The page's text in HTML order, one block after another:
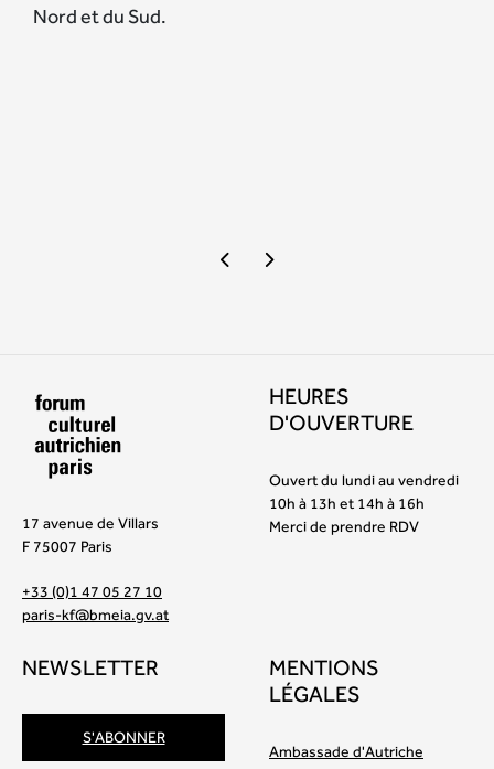
Nord et du Sud.
17 avenue de Villars
F 75007 Paris
+33 (0)1 47 05 27 10
paris-kf@bmeia.gv.at
HEURES
D'OUVERTURE
Ouvert du lundi au vendredi
10h à 13h et 14h à 16h
Merci de prendre RDV
NEWSLETTER
S'ABONNER
MENTIONS
LÉGALES
Ambassade d'Autriche